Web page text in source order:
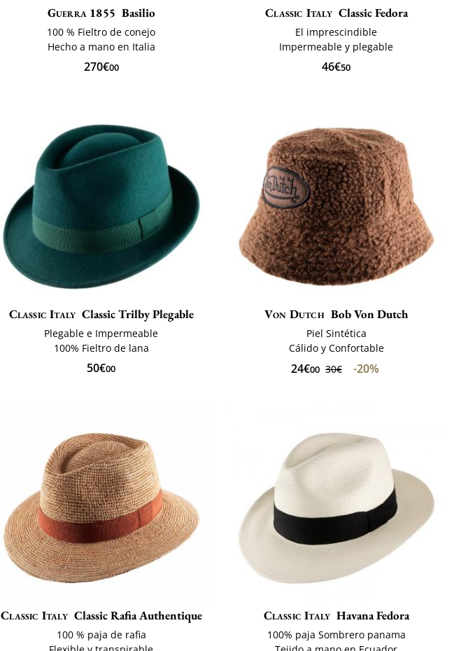
Guerra 1855 Basilio
100 % Fieltro de conejo
Hecho a mano en Italia
270€00
Classic Italy Classic Fedora
El imprescindible
Impermeable y plegable
46€50
Classic Italy Classic Trilby Plegable
Plegable e Impermeable
100% Fieltro de lana
50€00
Von Dutch Bob Von Dutch
Piel Sintética
Cálido y Confortable
24€00 30€ -20%
Classic Italy Classic Rafia Authentique
100 % paja de rafia
Classic Italy Havana Fedora
100% paja Sombrero panama